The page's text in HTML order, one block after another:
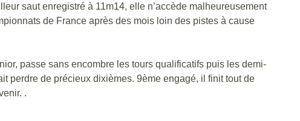
saut enregistré à 11m14, elle n’accède malheureusement
de France après des mois loin des pistes à cause
passe sans encombre les tours qualificatifs puis les demi-
perdre de précieux dixièmes. 9ème engagé, il finit tout de
.